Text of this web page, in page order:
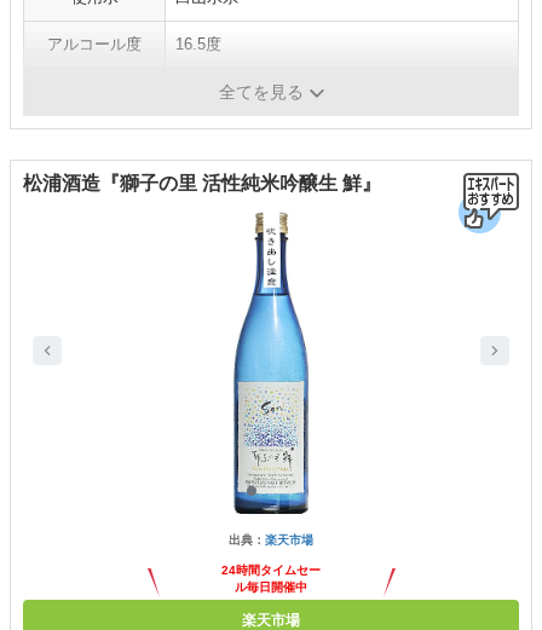
アルコール度 16.5度
1800ml全てを見る
松浦酒造『獅子の里 活性純米吟醸生 鮮』
出典： 楽天市場
24時間タイムセー
ル毎日開催中
楽天市場